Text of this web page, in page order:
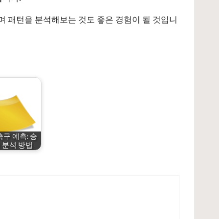
패턴을 분석해보는 것도 좋은 경험이 될 것입니
구 예측: 승
석 방법